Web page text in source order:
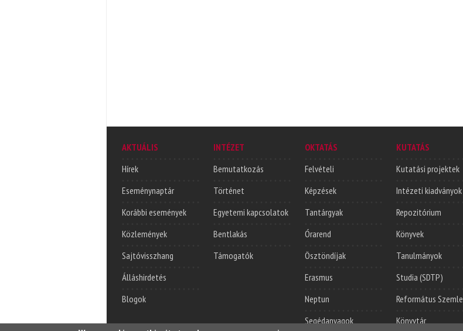
AKTUÁLIS
Hírek
Eseménynaptár
Korábbi események
Közlemények
Sajtóvisszhang
Álláshirdetés
Blogok
INTÉZET
Bemutatkozás
Történet
Egyetemi kapcsolatok
Bentlakás
Támogatók
OKTATÁS
Felvételi
Képzések
Tantárgyak
Órarend
Ösztöndíjak
Erasmus
Neptun
Segédanyagok
KUTATÁS
Kutatási projektek
Intézeti kiadványok
Repozitórium
Könyvek
Tanulmányok
Studia (SDTP)
Református Szemle
Könyvtár